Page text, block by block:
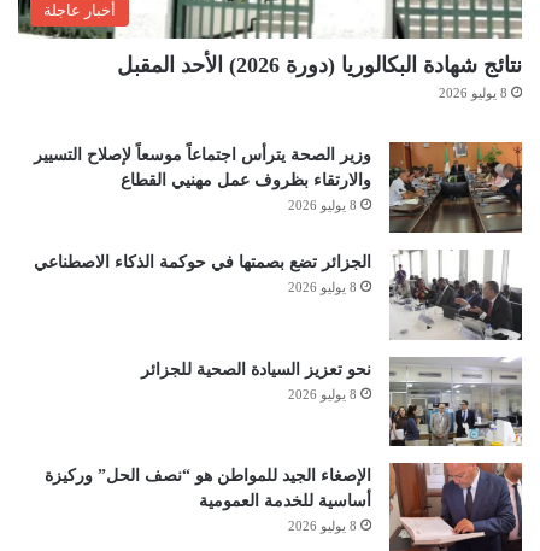
أخبار عاجلة
نتائج شهادة البكالوريا (دورة 2026) الأحد المقبل
8 يوليو 2026
وزير الصحة يترأس اجتماعاً موسعاً لإصلاح التسيير
والارتقاء بظروف عمل مهنيي القطاع
8 يوليو 2026
الجزائر تضع بصمتها في حوكمة الذكاء الاصطناعي
8 يوليو 2026
نحو تعزيز السيادة الصحية للجزائر
8 يوليو 2026
الإصغاء الجيد للمواطن هو “نصف الحل” وركيزة
أساسية للخدمة العمومية
8 يوليو 2026